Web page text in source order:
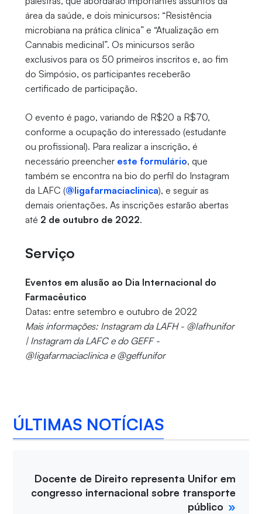
área da saúde, e dois minicursos: “Resistência
microbiana na prática clínica” e “Atualização em
Cannabis medicinal”. Os minicursos serão
exclusivos para os 50 primeiros inscritos e, ao fim
do Simpósio, os participantes receberão
certificado de participação.
O evento é pago, variando de R$20 a R$70,
conforme a ocupação do interessado (estudante
ou profissional). Para realizar a inscrição, é
necessário preencher este formulário, que
também se encontra na bio do perfil do Instagram
da LAFC (@ligafarmaciaclinica), e seguir as
demais orientações. As inscrições estarão abertas
até 2 de outubro de 2022.
Serviço
Eventos em alusão ao Dia Internacional do
Farmacêutico
Datas: entre setembro e outubro de 2022
Mais informações: Instagram da LAFH - @lafhunifor
| Instagram da LAFC e do GEFF -
@ligafarmaciaclinica e @geffunifor
ÚLTIMAS NOTÍCIAS
Docente de Direito representa Unifor em
congresso internacional sobre transporte
público